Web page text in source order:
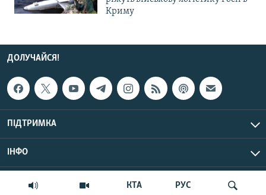
КТА РУС
Криму
ДОЛУЧАЙСЯ!
ПІДТРИМКА
ІНФО
© Крим.Реалії, 2026 | Усі права застережено.